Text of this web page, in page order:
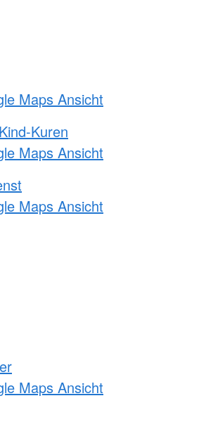
Maps Ansicht
Kuren
Maps Ansicht
Maps Ansicht
Maps Ansicht